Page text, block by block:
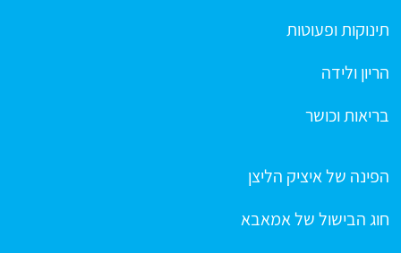
תינוקות ופעוטות
הריון ולידה
בריאות וכושר
הפינה של איציק הליצן
חוג הבישול של אמאבא